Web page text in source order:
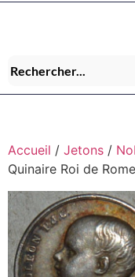
Accueil / Jetons /
Quinaire Roi de